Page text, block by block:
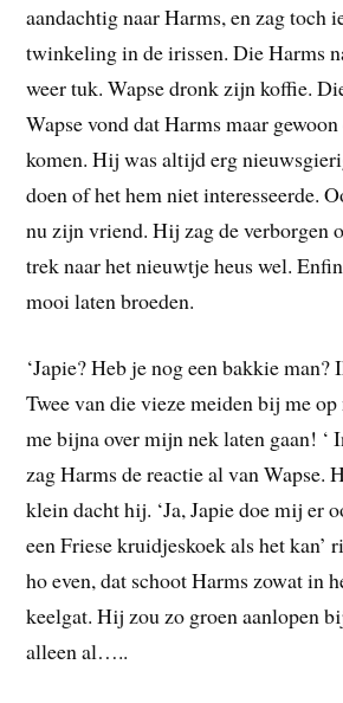
aandachtig naar Harms, en zag toch
twinkeling in de irissen. Die Harms
weer tuk. Wapse dronk zijn koffie.
Wapse vond dat Harms maar
komen. Hij was altijd erg
doen of het hem niet interesseerde.
nu zijn vriend. Hij zag de verborgen
trek naar het nieuwtje heus wel.
mooi laten broeden.
‘Japie? Heb je nog een bakkie man?
Twee van die vieze meiden bij me
me bijna over mijn nek laten gaan! ‘
zag Harms de reactie al van
klein dacht hij. ‘Ja, Japie doe mij er
een Friese kruidjeskoek als het kan’
ho even, dat schoot Harms zowat in
keelgat. Hij zou zo groen aanlopen
alleen al…..